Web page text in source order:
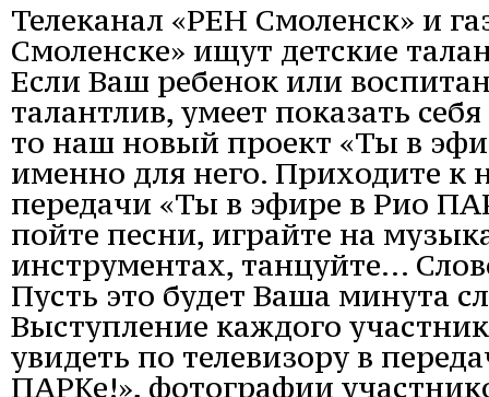
Телеканал «РЕН Смоленск» и
Смоленске» ищут детские
Если Ваш ребенок или
талантлив, умеет показать
то наш новый проект «Ты в
именно для него. Приходите к
передачи «Ты в эфире в Рио
пойте песни, играйте на
инструментах, танцуйте...
Пусть это будет Ваша минута
Выступление каждого
увидеть по телевизору в
ПАРКе!», фотографии